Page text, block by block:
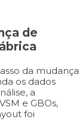
de
da mudança
os dados
a
e GBOs,
foi